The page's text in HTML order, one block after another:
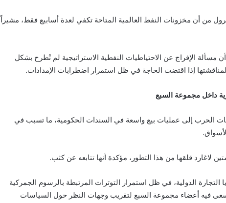
من أن مخزونات النفط العالمية المتاحة تكفي لعدة أسابيع فقط، مشيراً
مسألة الإفراج عن الاحتياطيات النفطية الاستراتيجية لم تُطرح بشكل
إذا اقتضت الحاجة في ظل استمرار اضطرابات الإمدادات.
داخل مجموعة السبع
الحرب إلى عمليات بيع واسعة في السندات الحكومية، ما تسبب في
لاغارد قلقها من هذا التطور، مؤكدة أنها تتابعه عن كثب.
التجارة الدولية، في ظل استمرار التوترات المرتبطة بالرسوم الجمركية
فيه أعضاء مجموعة السبع لتقريب وجهات النظر حول السياسات